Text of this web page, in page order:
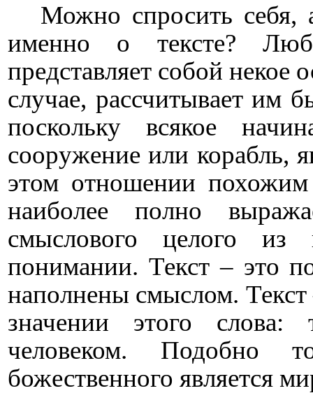
Можно спросить себя,
именно о тексте?
представляет собой некое
случае, рассчитывает им
поскольку всякое
сооружение или корабль,
этом отношении
наиболее полно
смыслового целого
понимании. Текст – это
наполнены смыслом.
значении этого слова:
человеком. Подобно
божественного является